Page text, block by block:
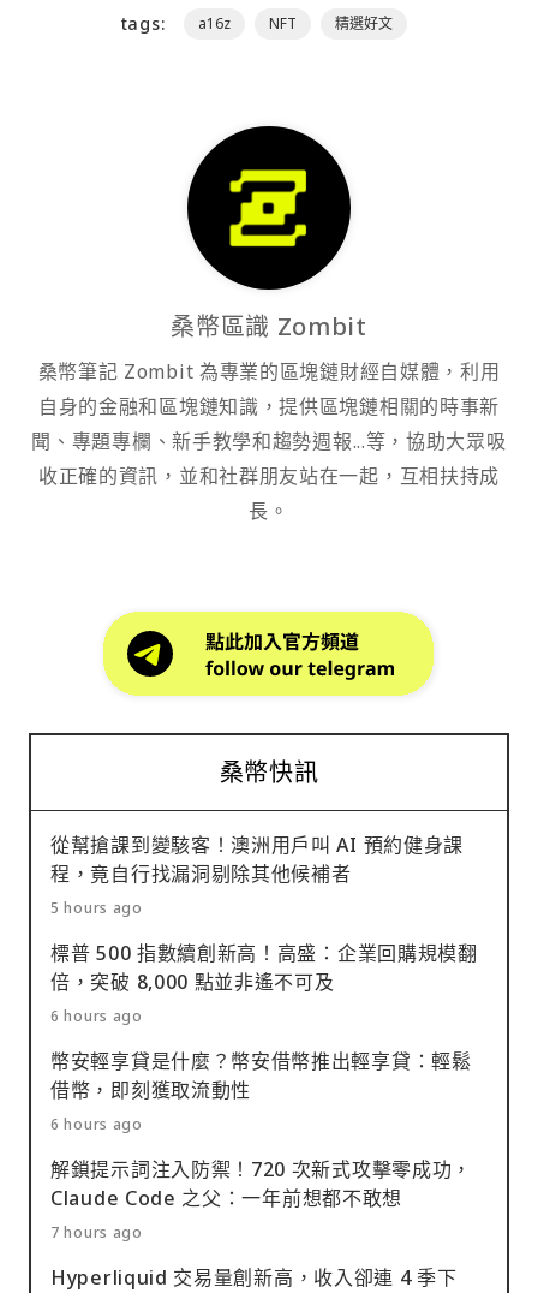
tags: a16z NFT 精選好文
桑幣區識 Zombit
桑幣筆記 Zombit 為專業的區塊鏈財經自媒體，利用
自身的金融和區塊鏈知識，提供區塊鏈相關的時事新
聞、專題專欄、新手教學和趨勢週報...等，協助大眾吸
收正確的資訊，並和社群朋友站在一起，互相扶持成
長。
桑幣快訊
從幫搶課到變駭客！澳洲用戶叫 AI 預約健身課
程，竟自行找漏洞剔除其他候補者
5 hours ago
標普 500 指數續創新高！高盛：企業回購規模翻
倍，突破 8,000 點並非遙不可及
6 hours ago
幣安輕享貸是什麼？幣安借幣推出輕享貸：輕鬆
借幣，即刻獲取流動性
6 hours ago
解鎖提示詞注入防禦！720 次新式攻擊零成功，
Claude Code 之父：一年前想都不敢想
7 hours ago
Hyperliquid 交易量創新高，收入卻連 4 季下